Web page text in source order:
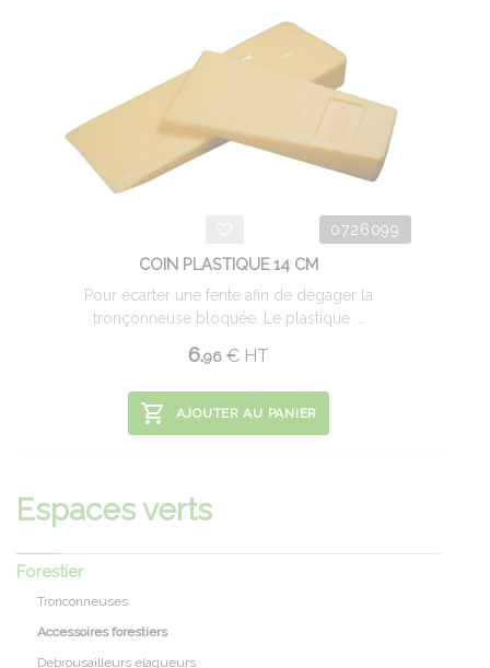
0726099
COIN PLASTIQUE 14 CM
Pour écarter une fente afin de dégager la
tronçonneuse bloquée. Le plastique ...
6.96 € HT
AJOUTER AU PANIER
Espaces verts
Forestier
Tronconneuses
Accessoires forestiers
Debrousailleurs elagueurs